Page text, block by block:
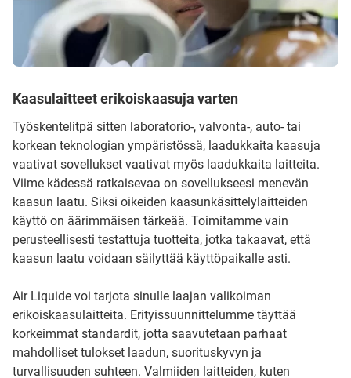
Kaasulaitteet erikoiskaasuja varten
Työskentelitpä sitten laboratorio-, valvonta-, auto- tai
korkean teknologian ympäristössä, laadukkaita kaasuja
vaativat sovellukset vaativat myös laadukkaita laitteita.
Viime kädessä ratkaisevaa on sovellukseesi menevän
kaasun laatu. Siksi oikeiden kaasunkäsittelylaitteiden
käyttö on äärimmäisen tärkeää. Toimitamme vain
perusteellisesti testattuja tuotteita, jotka takaavat, että
kaasun laatu voidaan säilyttää käyttöpaikalle asti.
Air Liquide voi tarjota sinulle laajan valikoiman
erikoiskaasulaitteita. Erityissuunnittelumme täyttää
korkeimmat standardit, jotta saavutetaan parhaat
mahdolliset tulokset laadun, suorituskyvyn ja
turvallisuuden suhteen. Valmiiden laitteiden, kuten